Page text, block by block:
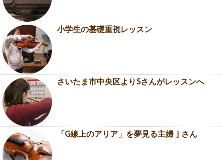
小学生の基礎重視レッスン
さいたま市中央区よりSさんがレッスンへ
「G線上のアリア」を夢見る主婦ｊさん